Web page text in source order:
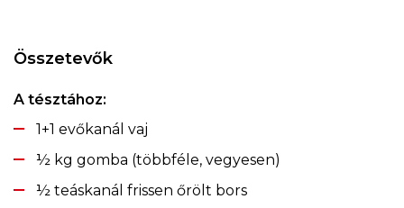
Összetevők
A tésztához:
1+1 evőkanál vaj
½ kg gomba (többféle, vegyesen)
½ teáskanál frissen őrölt bors